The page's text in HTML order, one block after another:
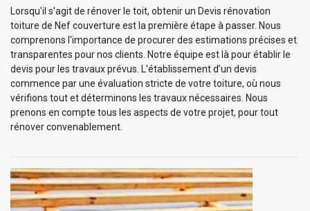
Lorsqu'il s'agit de rénover le toit, obtenir un Devis rénovation
toiture de Nef couverture est la première étape à passer. Nous
comprenons l'importance de procurer des estimations précises et
transparentes pour nos clients. Notre équipe est là pour établir le
devis pour les travaux prévus. L’établissement d’un devis
commence par une évaluation stricte de votre toiture, où nous
vérifions tout et déterminons les travaux nécessaires. Nous
prenons en compte tous les aspects de votre projet, pour tout
rénover convenablement.